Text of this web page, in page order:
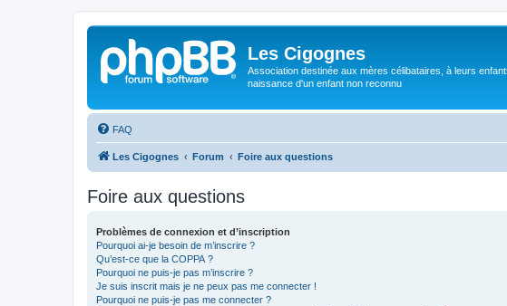
Les Cigognes
Association destinée aux mères célibataires, à leurs
naissance d'un enfant non reconnu
FAQ
Les Cigognes Forum Foire aux questions
Foire aux questions
Problèmes de connexion et d’inscription
Pourquoi ai-je besoin de m’inscrire ?
Qu’est-ce que la COPPA ?
Pourquoi ne puis-je pas m’inscrire ?
Je suis inscrit mais je ne peux pas me connecter !
Pourquoi ne puis-je pas me connecter ?